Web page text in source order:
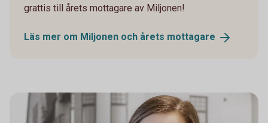
grattis till årets mottagare av Miljonen!
Läs mer om Miljonen och årets mottagare